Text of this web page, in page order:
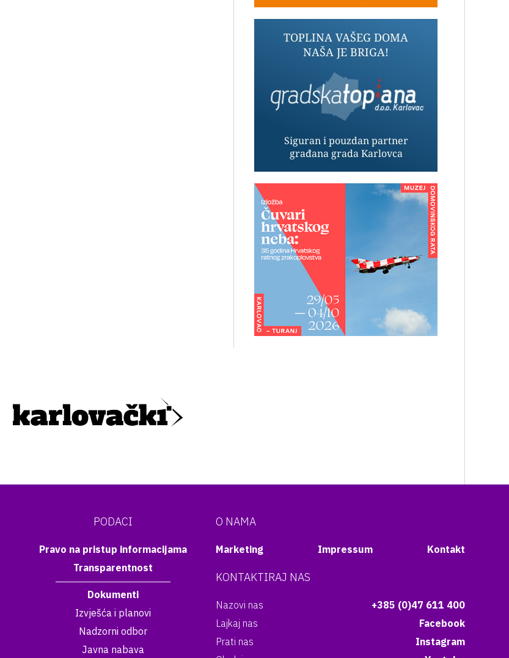
PODACI
Pravo na pristup informacijama
Transparentnost
Dokumenti
Izvješća i planovi
Nadzorni odbor
Javna nabava
O NAMA
Marketing Impressum Kontakt
KONTAKTIRAJ NAS
Nazovi nas
+385 (0)47 611 400
Lajkaj nas
Facebook
Prati nas
Instagram